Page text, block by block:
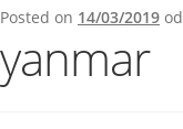
SHOP
MOTORI
Posted on 14/03/2019 od
yanmar